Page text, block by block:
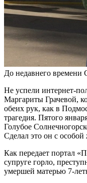
До недавнего
Не успели интернет-
Маргариты Грачевой,
обеих рук, как в
трагедия. Пятого
Голубое
Сделал это он с особой
Как передает портал
супруге горло,
умершей матерью 7-